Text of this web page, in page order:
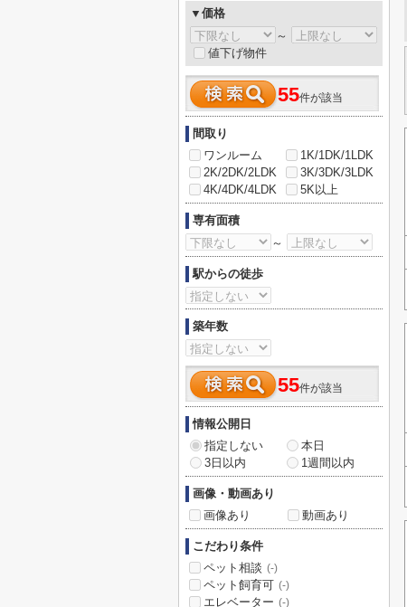
▼価格
～
値下げ物件
55件が該当
間取り
ワンルーム
1K/1DK/1LDK
2K/2DK/2LDK
3K/3DK/3LDK
4K/4DK/4LDK
5K以上
専有面積
～
駅からの徒歩
築年数
55件が該当
情報公開日
指定しない
本日
3日以内
1週間以内
画像・動画あり
画像あり
動画あり
こだわり条件
ペット相談 (-)
ペット飼育可 (-)
エレベーター (-)